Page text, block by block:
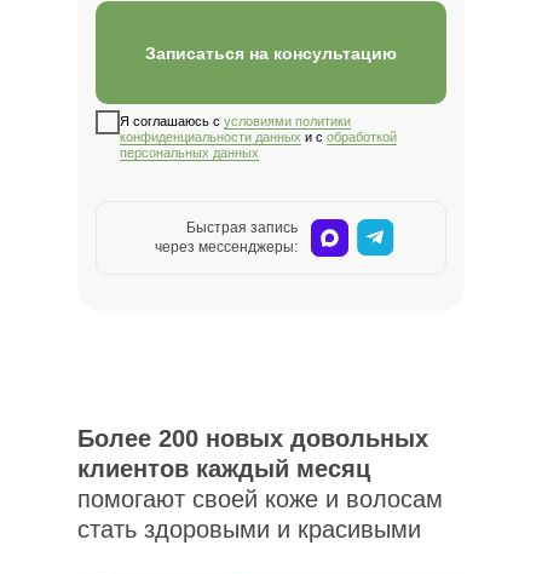
Я соглашаюсь с условиями политики
конфиденциальности данных и с обработкой
персональных данных
Записаться на консультацию
Быстрая запись
через мессенджеры:
Более 200 новых довольных
клиентов каждый месяц
и волосам стать здоровыми и
красивыми
Более 200 новых довольных
клиентов каждый месяц
помогают своей коже и волосам
стать здоровыми и красивыми